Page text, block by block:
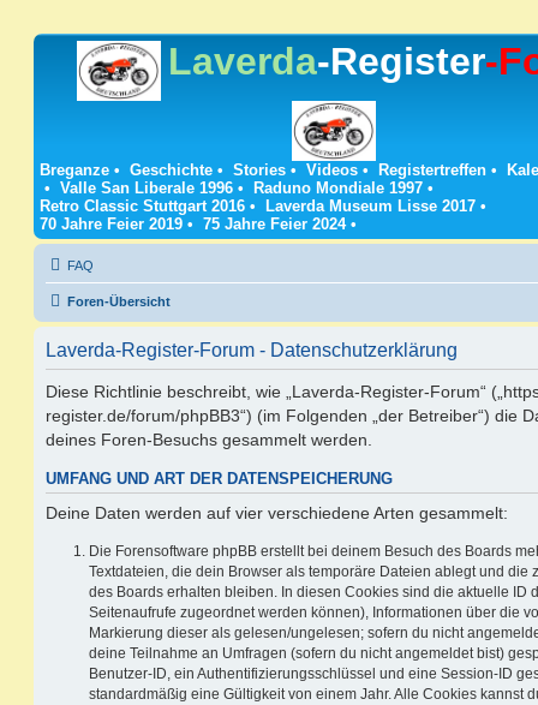
Laverda-Register-
Breganze • Geschichte • Stories • Videos • Registertreffen •
• Valle San Liberale 1996 • Raduno Mondiale 1997 •
Retro Classic Stuttgart 2016 • Laverda Museum Lisse 2017 •
70 Jahre Feier 2019 • 75 Jahre Feier 2024•
FAQ
Foren-Übersicht
Laverda-Register-Forum - Datenschutzerklärung
Diese Richtlinie beschreibt, wie „Laverda-Register-Forum“
register.de/forum/phpBB3“) (im Folgenden „der Betreiber“) die
deines Foren-Besuchs gesammelt werden.
UMFANG UND ART DER DATENSPEICHERUNG
Deine Daten werden auf vier verschiedene Arten gesammelt:
Die Forensoftware phpBB erstellt bei deinem Besuch des Boards
Textdateien, die dein Browser als temporäre Dateien ablegt und die
des Boards erhalten bleiben. In diesen Cookies sind die aktuelle ID
Seitenaufrufe zugeordnet werden können), Informationen über die
Markierung dieser als gelesen/ungelesen; sofern du nicht
deine Teilnahme an Umfragen (sofern du nicht angemeldet bist)
Benutzer-ID, ein Authentifizierungsschlüssel und eine Session-ID
standardmäßig eine Gültigkeit von einem Jahr. Alle Cookies kannst